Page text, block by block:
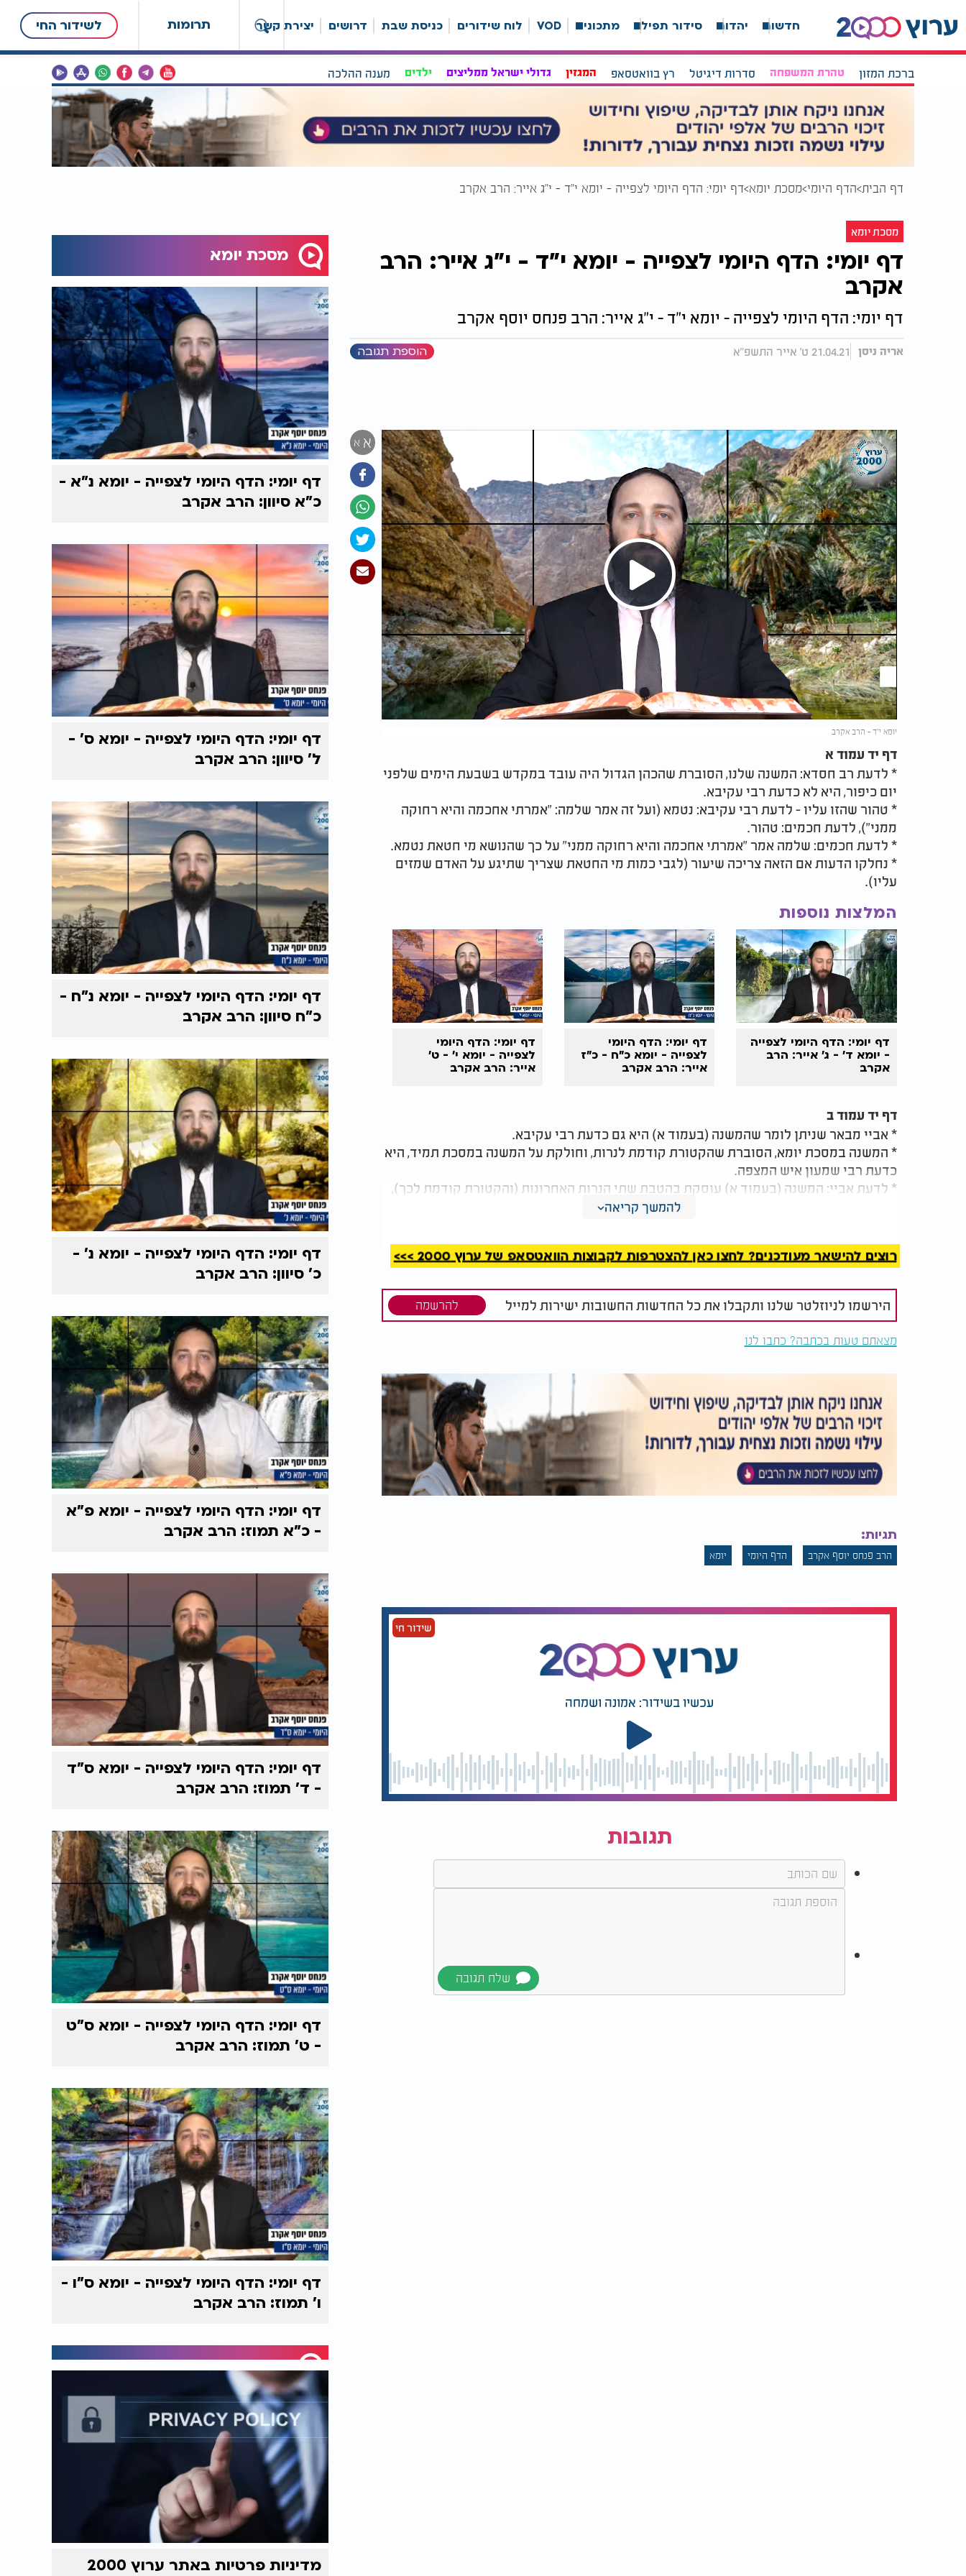
תרומות לשידור החי חדשות יהדות סידור תפילה מתכונים VOD לוח שידורים כניסת שבת דרושים יצירת קשר
ברכת המזון טהרת המשפחה סדרות דיגיטל רץ בוואטסאפ המגזין גדולי ישראל ממליצים ילדים מענה ההלכה
דף הבית הדף היומי מסכת יומא דף יומי: הדף היומי לצפייה - יומא י"ד - י"ג אייר: הרב אקרב
מסכת יומא
דף יומי: הדף היומי לצפייה - יומא י"ד - י"ג אייר: הרב
אקרב
דף יומי: הדף היומי לצפייה - יומא י"ד - י"ג אייר: הרב פנחס יוסף אקרב
אריה ניסן 21.04.21 ט' אייר התשפ"א הוספת תגובה
א א
Play
Video
יומא י"ד - הרב אקרב
דף יד עמוד א
* לדעת רב חסדא: המשנה שלנו, הסוברת שהכהן הגדול היה עובד במקדש בשבעת הימים שלפני
יום כיפור, היא לא כדעת רבי עקיבא.
* טהור שהזו עליו - לדעת רבי עקיבא: נטמא (ועל זה אמר שלמה: "אמרתי אחכמה והיא רחוקה
ממני"), לדעת חכמים: טהור.
* לדעת חכמים: שלמה אמר "אמרתי אחכמה והיא רחוקה ממני" על כך שהנושא מי חטאת נטמא.
* נחלקו הדעות אם הזאה צריכה שיעור (לגבי כמות מי החטאת שצריך שתיגע על האדם שמזים
עליו).
המלצות נוספות
דף יומי: הדף היומי לצפייה
- יומא ד’ - ג’ אייר: הרב
אקרב
דף יומי: הדף היומי
לצפייה - יומא כ"ח - כ"ז
אייר: הרב אקרב
דף יומי: הדף היומי
לצפייה - יומא י’ - ט’
אייר: הרב אקרב
דף יד עמוד ב
* אביי מבאר שניתן לומר שהמשנה (בעמוד א) היא גם כדעת רבי עקיבא.
* המשנה במסכת יומא, הסוברת שהקטורת קודמת לנרות, וחולקת על המשנה במסכת תמיד, היא
כדעת רבי שמעון איש המצפה.
* לדעת אביי: המשנה (בעמוד א) עוסקת בהטבת שתי הנרות האחרונות (והקטורת קודמת לכך),
והמשנה בפרק הבא עוסקת בהטבת חמש הנרות הראשונות (והקטורת מאוחרת לכך).
* לדעת חכמים: מטיב חמש נרות, מקטיר קטורת, מטיב שתי נרות.
להמשך קריאה
רוצים להישאר מעודכנים? לחצו כאן להצטרפות לקבוצות הוואטסאפ של ערוץ 2000 >>>
הירשמו לניוזלטר שלנו ותקבלו את כל החדשות החשובות ישירות למייל להרשמה
מצאתם טעות בכתבה? כתבו לנו
תגיות:
הרב פנחס יוסף אקרב הדף היומי יומא
שידור חי
עכשיו בשידור: אמונה ושמחה
תגובות
מסכת יומא
דף יומי: הדף היומי לצפייה - יומא נ"א -
כ"א סיוון: הרב אקרב
דף יומי: הדף היומי לצפייה - יומא ס' -
ל' סיוון: הרב אקרב
דף יומי: הדף היומי לצפייה - יומא נ"ח -
כ"ח סיוון: הרב אקרב
דף יומי: הדף היומי לצפייה - יומא נ’ -
כ’ סיוון: הרב אקרב
דף יומי: הדף היומי לצפייה - יומא פ"א
- כ"א תמוז: הרב אקרב
דף יומי: הדף היומי לצפייה - יומא ס"ד
- ד’ תמוז: הרב אקרב
דף יומי: הדף היומי לצפייה - יומא ס"ט
- ט’ תמוז: הרב אקרב
דף יומי: הדף היומי לצפייה - יומא ס"ו -
ו’ תמוז: הרב אקרב
מדיניות פרטיות באתר ערוץ 2000